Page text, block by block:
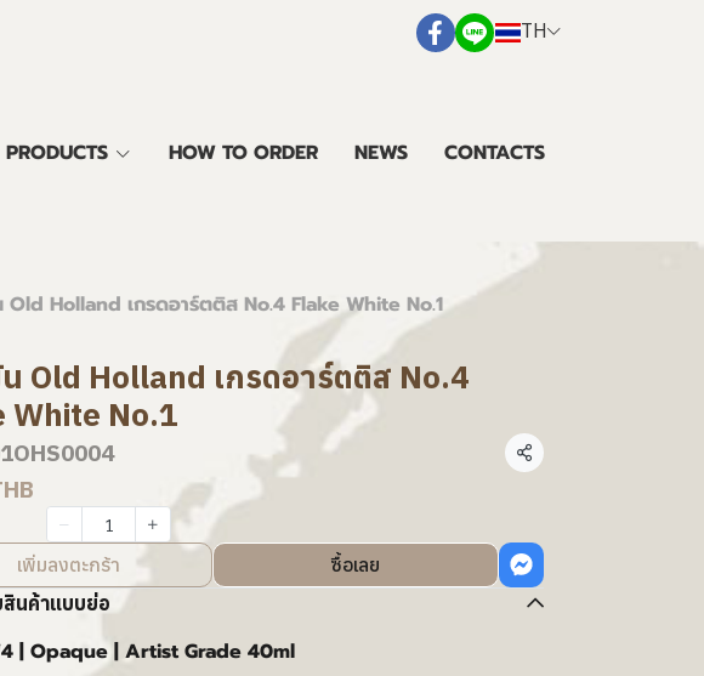
TH
PRODUCTS HOW TO ORDER NEWS CONTACTS
Old Holland เกรดอาร์ตติส No.4 Flake White No.1
Old Holland เกรดอาร์ตติส No.4
White No.1
แชร์
เพิ่มลงตะกร้า
ซื้อเลย
สินค้าแบบย่อ
| Opaque | Artist Grade 40ml